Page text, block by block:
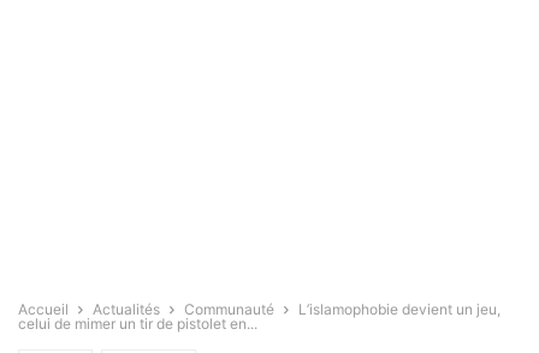
Accueil Actualités Communauté
L’islamophobie devient un jeu,
celui de mimer un tir de pistolet en...